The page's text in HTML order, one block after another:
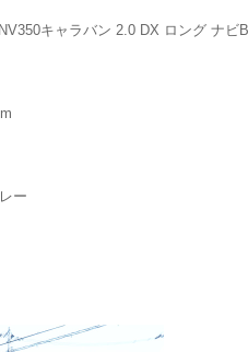
キャラバン 2.0 DX ロング ナビ
ー